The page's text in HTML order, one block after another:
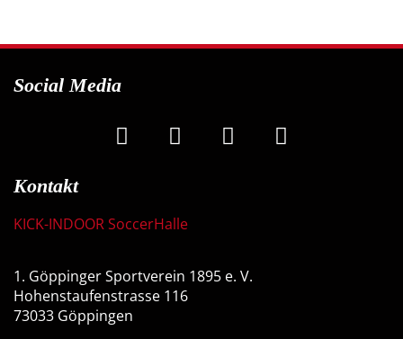
Social Media
Kontakt
KICK-INDOOR SoccerHalle
1. Göppinger Sportverein 1895 e. V.
Hohenstaufenstrasse 116
73033 Göppingen